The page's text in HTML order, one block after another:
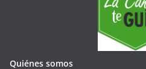
Quiénes somos